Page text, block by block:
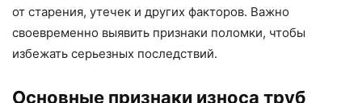
от старения, утечек и других факторов. Важно
своевременно выявить признаки поломки, чтобы
избежать серьезных последствий.
Основные признаки износа труб